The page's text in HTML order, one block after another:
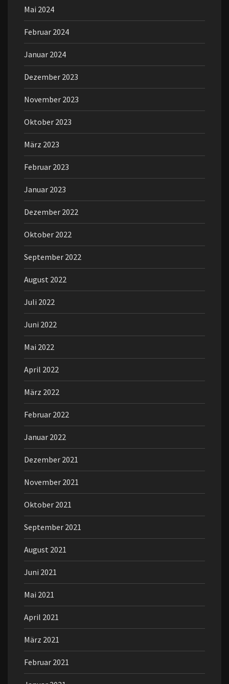
Mai 2024
Februar 2024
Januar 2024
Dezember 2023
November 2023
Oktober 2023
März 2023
Februar 2023
Januar 2023
Dezember 2022
Oktober 2022
September 2022
August 2022
Juli 2022
Juni 2022
Mai 2022
April 2022
März 2022
Februar 2022
Januar 2022
Dezember 2021
November 2021
Oktober 2021
September 2021
August 2021
Juni 2021
Mai 2021
April 2021
März 2021
Februar 2021